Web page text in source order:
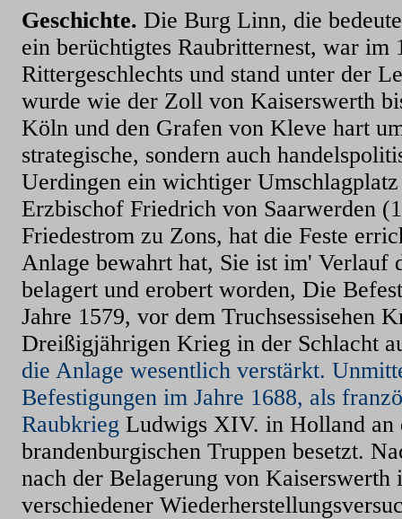
Geschichte. Die Burg Linn, die
ein berüchtigtes Raubritternest, war im
Rittergeschlechts und stand unter der
wurde wie der Zoll von Kaiserswerth
Köln und den Grafen von Kleve hart
strategische, sondern auch
Uerdingen ein wichtiger
Erzbischof Friedrich von Saarwerden
Friedestrom zu Zons, hat die Feste
Anlage bewahrt hat, Sie ist im' Verlauf
belagert und erobert worden, Die
Jahre 1579, vor dem Truchsessisehen
Dreißigjährigen Krieg in der Schlacht
die Anlage wesentlich verstärkt.
Befestigungen im Jahre 1688, als
Raubkrieg Ludwigs XIV. in Holland an
brandenburgischen Truppen besetzt.
nach der Belagerung von
verschiedener